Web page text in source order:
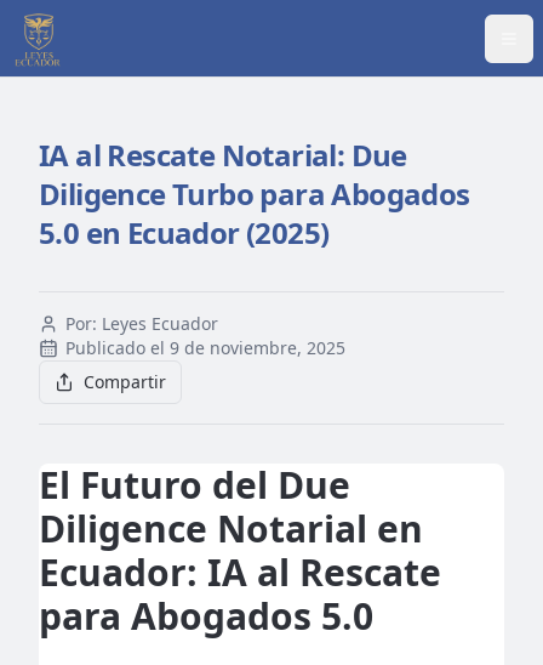
IA al Rescate Notarial: Due
Diligence Turbo para Abogados
5.0 en Ecuador (2025)
Por: Leyes Ecuador
Publicado el 9 de noviembre, 2025
Compartir
El Futuro del Due
Diligence Notarial en
Ecuador: IA al Rescate
para Abogados 5.0